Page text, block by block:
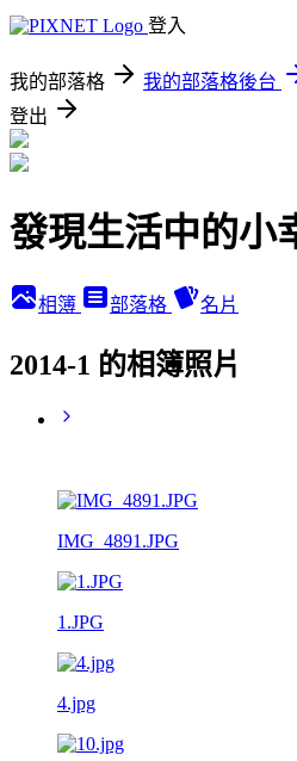
登入
我的部落格 我的部落格後台
登出
發現生活中的小
相簿 部落格 名片
2014-1 的相簿照片
IMG_4891.JPG
1.JPG
4.jpg